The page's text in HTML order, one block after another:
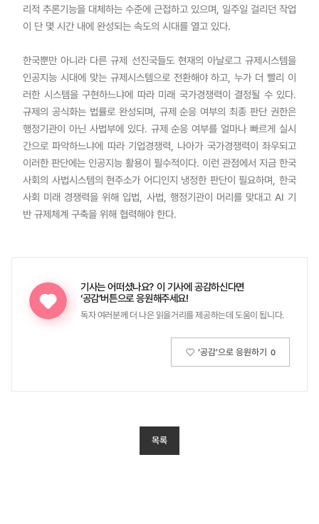
리적 추론기능을 대체하는 수준에 근접하고 있으며, 일주일 걸리던 작업
이 단 몇 시간 내에 완성되는 속도의 시대를 열고 있다.
한국뿐만 아니라 다른 규제 선진국들도 현재의 아날로그 규제시스템을
인공지능 시대에 맞는 규제시스템으로 전환해야 하고, 누가 더 빨리 이
러한 시스템을 구현하느냐에 따라 미래 국가경쟁력이 결정될 수 있다.
규제의 공식화는 법률로 완성되며, 규제 순응 여부의 최종 판단 권한은
행정기관이 아닌 사법부에 있다. 규제 순응 여부를 얼마나 빠르게 실시
간으로 파악하느냐에 따라 기업경쟁력, 나아가 국가경쟁력이 좌우되고
이러한 판단에는 인공지능 활용이 필수적이다. 이런 관점에서 지금 한국
사회의 사법시스템의 현주소가 어디인지 냉정한 판단이 필요하며, 한국
사회 미래 경쟁력을 위해 입법, 사법, 행정기관이 머리를 맞대고 AI 기
반 규제체계 구축을 위해 협력해야 한다.
기사는 어떠셨나요? 이 기사에 공감하신다면
‘공감’버튼으로 응원해주세요!
독자 여러분께 더 나은 읽을거리를 제공하는데 도움이 됩니다.
‘공감’으로 응원하기 0
목록